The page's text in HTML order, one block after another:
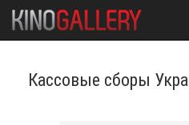
Кассовые сборы